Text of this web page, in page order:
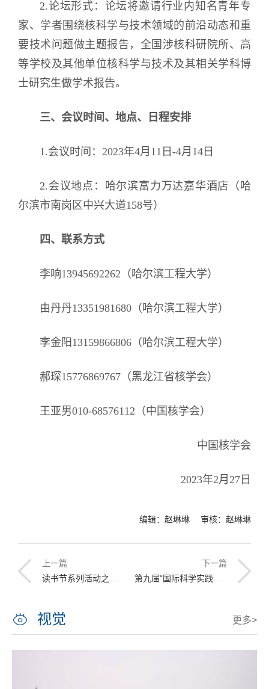
2.论坛形式：论坛将邀请行业内知名青年专
家、学者围绕核科学与技术领域的前沿动态和重
要技术问题做主题报告，全国涉核科研院所、高
等学校及其他单位核科学与技术及其相关学科博
士研究生做学术报告。
三、会议时间、地点、日程安排
1.会议时间：2023年4月11日-4月14日
2.会议地点：哈尔滨富力万达嘉华酒店（哈
尔滨市南岗区中兴大道158号）
四、联系方式
李响13945692262（哈尔滨工程大学）
由丹丹13351981680（哈尔滨工程大学）
李金阳13159866806（哈尔滨工程大学）
郝琛15776869767（黑龙江省核学会）
王亚男010-68576112（中国核学会）
中国核学会
2023年2月27日
编辑：赵琳琳 审核：赵琳琳
上一篇
读书节系列活动之陕西民俗讲座
下一篇
第九届“国际科学实践研讨会”通知
视觉 更多>